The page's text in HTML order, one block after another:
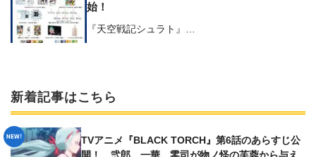
始！
『天空戦記シュラト』…
新着記事はこちら
TVアニメ『BLACK TORCH』第6話のあらすじ公
開！ 弐郎、一華、零司が物ノ怪の芙蓉から与え